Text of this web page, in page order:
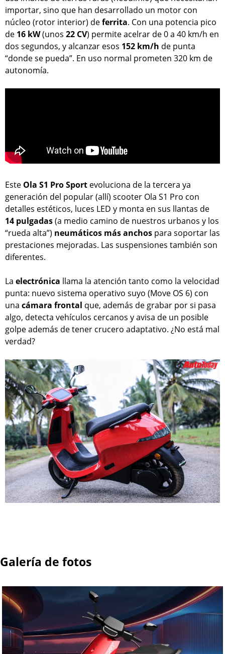
importar, sino que han desarrollado un motor con
núcleo (rotor interior) deferrita. Con una potencia pico
de 16 kW(unos 22 CV) permite acelrar de 0 a 40 km/h en
dos segundos, y alcanzar esos 152 km/h de punta
“donde se pueda”. En uso normal prometen 320 km de
autonomía.
Este Ola S1 Pro Sport evoluciona de la tercera ya
generación del popular (allí) scooter Ola S1 Pro con
detalles estéticos, luces LED y monta en sus llantas de
14 pulgadas(a medio camino de nuestros urbanos y los
“rueda alta”) neumáticos más anchos para soportar las
prestaciones mejoradas. Las suspensiones también son
diferentes.
La electrónica llama la atención tanto como la velocidad
punta: nuevo sistema operativo suyo (Move OS 6) con
una cámara frontal que, además de grabar por si pasa
algo, detecta vehículos cercanos y avisa de un posible
golpe además de tener crucero adaptativo. ¿No está mal
verdad?
Galería de fotos